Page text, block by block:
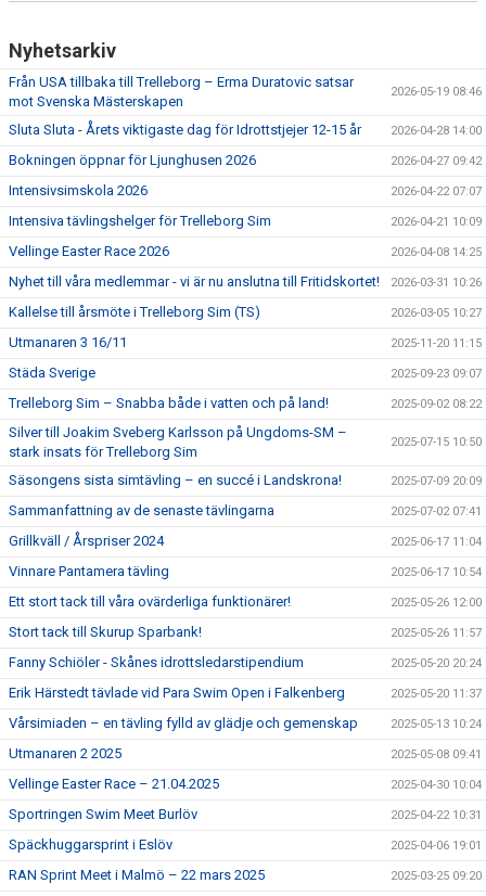
Nyhetsarkiv
Från USA tillbaka till Trelleborg – Erma Duratovic satsar
mot Svenska Mästerskapen
2026-05-19 08:46
Sluta Sluta - Årets viktigaste dag för Idrottstjejer 12-15 år 2026-04-28 14:00
Bokningen öppnar för Ljunghusen 2026 2026-04-27 09:42
Intensivsimskola 2026 2026-04-22 07:07
Intensiva tävlingshelger för Trelleborg Sim 2026-04-21 10:09
Vellinge Easter Race 2026 2026-04-08 14:25
Nyhet till våra medlemmar - vi är nu anslutna till Fritidskortet! 2026-03-31 10:26
Kallelse till årsmöte i Trelleborg Sim (TS) 2026-03-05 10:27
Utmanaren 3 16/11 2025-11-20 11:15
Städa Sverige 2025-09-23 09:07
Trelleborg Sim – Snabba både i vatten och på land! 2025-09-02 08:22
Silver till Joakim Sveberg Karlsson på Ungdoms-SM –
stark insats för Trelleborg Sim
2025-07-15 10:50
Säsongens sista simtävling – en succé i Landskrona! 2025-07-09 20:09
Sammanfattning av de senaste tävlingarna 2025-07-02 07:41
Grillkväll / Årspriser 2024 2025-06-17 11:04
Vinnare Pantamera tävling 2025-06-17 10:54
Ett stort tack till våra ovärderliga funktionärer! 2025-05-26 12:00
Stort tack till Skurup Sparbank! 2025-05-26 11:57
Fanny Schiöler - Skånes idrottsledarstipendium 2025-05-20 20:24
Erik Härstedt tävlade vid Para Swim Open i Falkenberg 2025-05-20 11:37
Vårsimiaden – en tävling fylld av glädje och gemenskap 2025-05-13 10:24
Utmanaren 2 2025 2025-05-08 09:41
Vellinge Easter Race – 21.04.2025 2025-04-30 10:04
Sportringen Swim Meet Burlöv 2025-04-22 10:31
Späckhuggarsprint i Eslöv 2025-04-06 19:01
RAN Sprint Meet i Malmö – 22 mars 2025 2025-03-25 09:20